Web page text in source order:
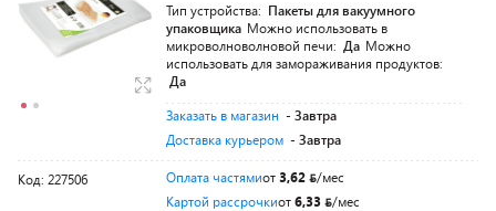
Тип устройства: Пакеты для вакуумного
упаковщика Можно использовать в
микроволноволновой печи: Да Можно
использовать для замораживания продуктов:
Да
Заказать в магазин - Завтра
Доставка курьером - Завтра
Код: 227506 Оплата частямиот3,62
/мес
Картой рассрочкиот6,33 /мес